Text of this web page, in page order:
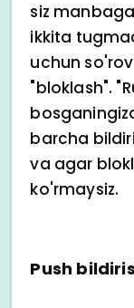
siz
ikkita
uchun
"bloklash".
barcha
va agar
ko'rmaysiz.
Push